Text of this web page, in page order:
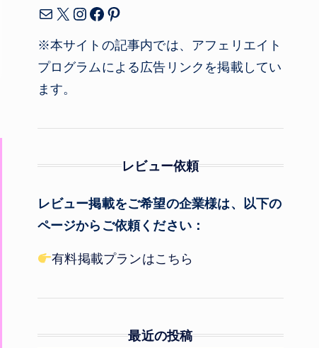
メールX Instagram
Facebook
Pinterest
※本サイトの記事内では、アフェリエイト
プログラムによる広告リンクを掲載してい
ます。
レビュー依頼
レビュー掲載をご希望の企業様は、以下の
ページからご依頼ください：
有料掲載プランはこちら
最近の投稿